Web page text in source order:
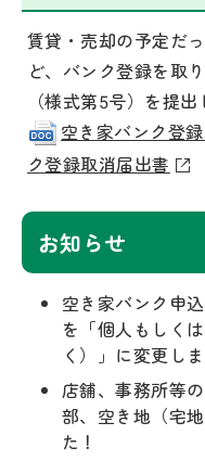
賃貸・売却の予定だ
ど、バンク登録を取
（様式第5号）を提出
空き家バンク登
ク登録取消届出書
お知らせ
空き家バンク申
を「個人もしく
く）」に変更しま
店舗、事務所等
部、空き地（宅
た！